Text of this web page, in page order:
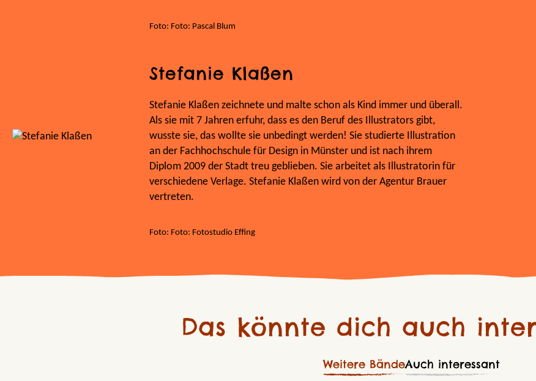
Foto: Foto: Pascal Blum
Stefanie Klaßen
Stefanie Klaßen zeichnete und malte schon als Kind immer und überall.
Als sie mit 7 Jahren erfuhr, dass es den Beruf des Illustrators gibt,
wusste sie, das wollte sie unbedingt werden! Sie studierte Illustration
an der Fachhochschule für Design in Münster und ist nach ihrem
Diplom 2009 der Stadt treu geblieben. Sie arbeitet als Illustratorin für
verschiedene Verlage. Stefanie Klaßen wird von der Agentur Brauer
vertreten.
Foto: Foto: Fotostudio Effing
Das könnte dich auch
Weitere BändeAuch interessant